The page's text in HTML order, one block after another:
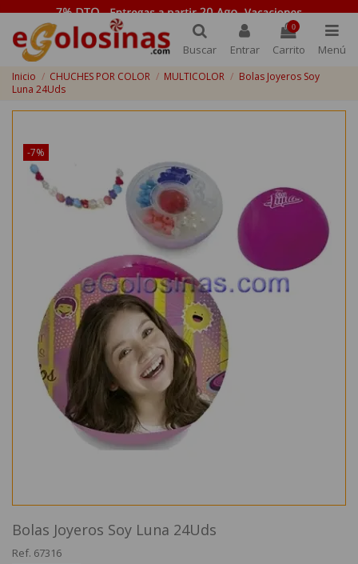
Buscar Entrar
0
Carrito Menú
Inicio CHUCHES POR COLOR MULTICOLOR
Bolas Joyeros Soy
Luna 24Uds
-7%
Bolas Joyeros Soy Luna 24Uds
Ref. 67316